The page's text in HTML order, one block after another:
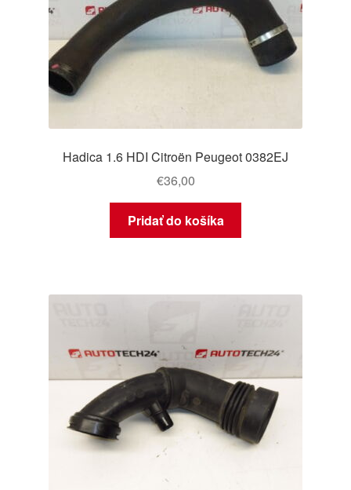
Hadica 1.6 HDI Citroën Peugeot 0382EJ
€36,00
Pridať do košíka